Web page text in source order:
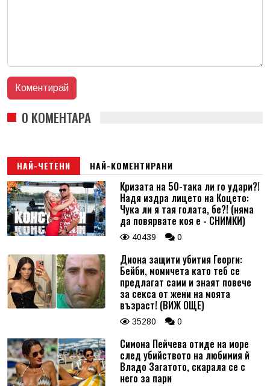
0 КОМЕНТАРА
НАЙ-ЧЕТЕНИ НАЙ-КОМЕНТИРАНИ
Кризата на 50-така ли го удари?!
Надя издра лицето на Коцето:
Чука ли я тая голата, бе?! (няма
да повярвате коя е - СНИМКИ)
40439 0
Диона защити убития Георги:
Бейби, момичета като теб се
предлагат сами и знаят повече
за секса от жени на моята
възраст! (ВИЖ ОЩЕ)
35280 0
Симона Пейчева отиде на море
след убийството на любимия й
Владо Загатото, скарала се с
него за пари